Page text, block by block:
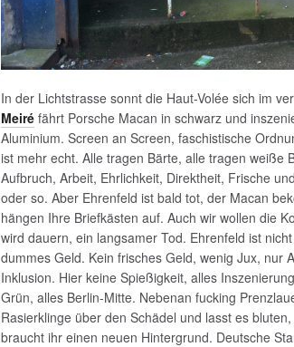
In der Lichtstrasse sonnt die Haut-Volée sich im
Meiré fährt Porsche Macan in schwarz und
Aluminium. Screen an Screen, faschistische
ist mehr echt. Alle tragen Bärte, alle tragen weiße
Aufbruch, Arbeit, Ehrlichkeit, Direktheit, Frische
oder so. Aber Ehrenfeld ist bald tot, der Macan
hängen Ihre Briefkästen auf. Auch wir wollen die
wird dauern, ein langsamer Tod. Ehrenfeld ist
dummes Geld. Kein frisches Geld, wenig Jux, nur
Inklusion. Hier keine Spießigkeit, alles
Grün, alles Berlin-Mitte. Nebenan fucking
Rasierklinge über den Schädel und lasst es
braucht ihr einen neuen Hintergrund. Deutsche